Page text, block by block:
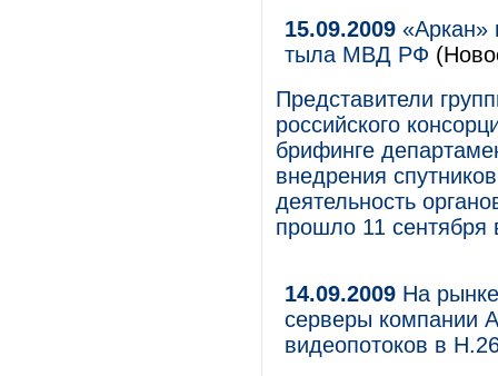
15.09.2009 «Аркан»
тыла МВД РФ
Представители
российского
брифинге
внедрения
деятельность
прошло 11 сентября
14.09.2009 На
серверы компании
видеопотоков в